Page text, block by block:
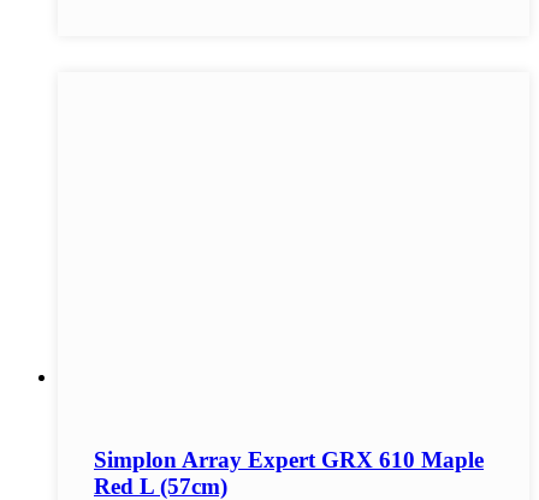
Simplon Array Expert GRX 610 Maple
Red L (57cm)